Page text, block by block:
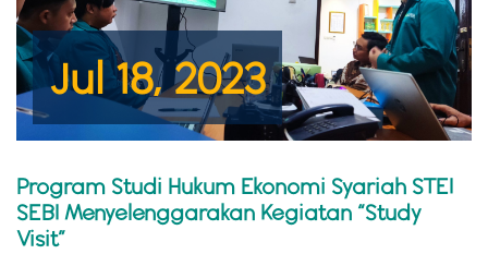
Jul 18, 2023
Program Studi Hukum Ekonomi Syariah STEI
SEBI Menyelenggarakan Kegiatan “Study
Visit”